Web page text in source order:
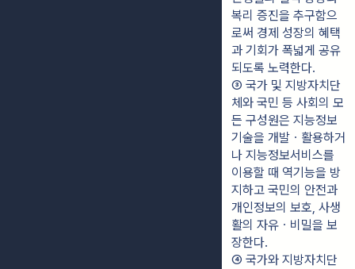
복리 증진을 추구함으
로써 경제 성장의 혜택
과 기회가 폭넓게 공유
되도록 노력한다.
③ 국가 및 지방자치단
체와 국민 등 사회의 모
든 구성원은 지능정보
기술을 개발ㆍ활용하거
나 지능정보서비스를
이용할 때 역기능을 방
지하고 국민의 안전과
개인정보의 보호, 사생
활의 자유ㆍ비밀을 보
장한다.
④ 국가와 지방자치단